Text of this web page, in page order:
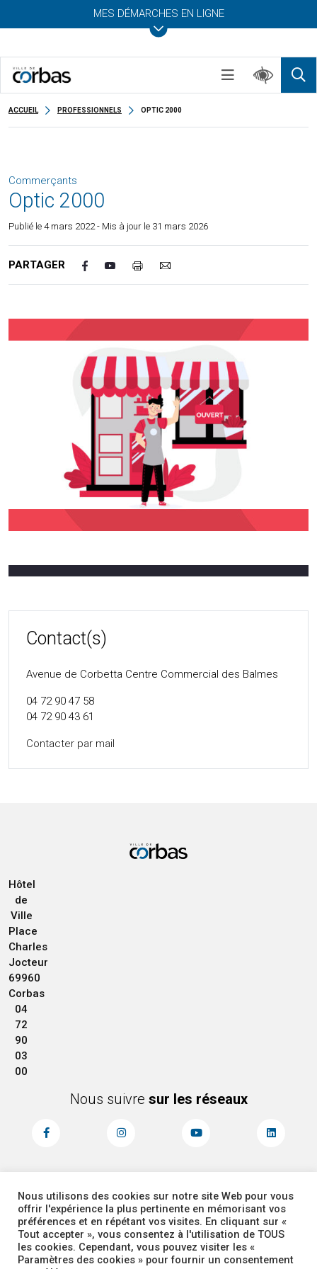
MES DÉMARCHES EN LIGNE
ACCUEIL PROFESSIONNELS OPTIC 2000
Commerçants
Optic 2000
Publié le 4 mars 2022- Mis à jour le 31 mars 2026
PARTAGER
Contact(s)
Avenue de Corbetta Centre Commercial des Balmes
04 72 90 47 58
04 72 90 43 61
Contacter par mail
Hôtel
de
Ville
Place
Charles
Jocteur
69960
Corbas
04
72
90
03
00
Nous suivre sur les réseaux
MENTIONS LÉGALES
PLAN DU SITE
ACCESSIBILITÉ
ADMINISTRATEUR
COOKIES
Nous utilisons des cookies sur notre site Web pour vous
offrir l'expérience la plus pertinente en mémorisant vos
préférences et en répétant vos visites. En cliquant sur «
Tout accepter », vous consentez à l'utilisation de TOUS
les cookies. Cependant, vous pouvez visiter les «
Paramètres des cookies » pour fournir un consentement